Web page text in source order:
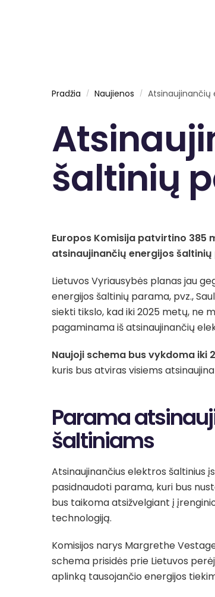
Pradžia / Naujienos / Atsinaujinančių
šaltinių
Europos Komisija patvirtino 385
atsinaujinančių energijos
Lietuvos Vyriausybės planas jau
energijos šaltinių parama, pvz.,
siekti tikslo, kad iki 2025 metų, ne
pagaminama iš atsinaujinančių
Naujoji schema bus vykdoma iki
kuris bus atviras visiems
Parama
šaltiniams
Atsinaujinančius elektros šaltinius
pasidnaudoti parama, kuri bus
bus taikoma atsižvelgiant į
technologiją.
Komisijos narys Margrethe
schema prisidės prie Lietuvos
aplinką tausojančio energijos